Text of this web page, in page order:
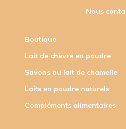
Nous
Boutique
Lait de chèvre en poudre
Savons au lait de chamelle
Laits en poudre naturels
Compléments alimentaires